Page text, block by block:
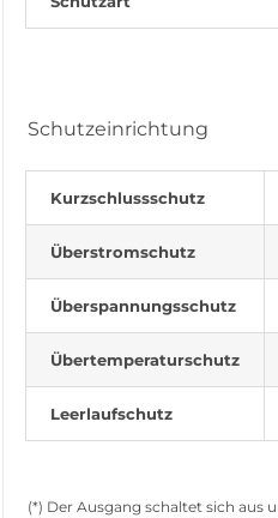
Schutzeinrichtung
Kurzschlussschutz
Überstromschutz
Überspannungsschutz
Übertemperaturschutz
Leerlaufschutz
(*) Der Ausgang schaltet sich aus